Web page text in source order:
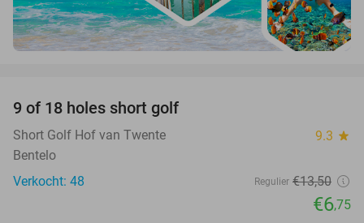
9 of 18 holes short golf
Short Golf Hof van Twente 9.3 star
Bentelo
Verkocht: 48
Regulier €13,50
€6,75